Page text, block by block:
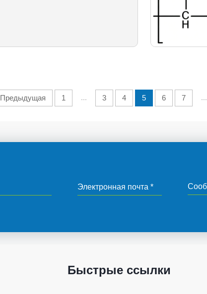
Предыдущая 1 ... 3 4 5 6 7 ...
Быстрые ссылки